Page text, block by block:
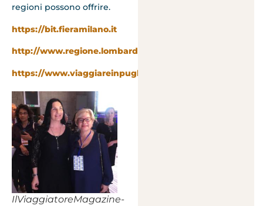
regioni possono offrire.
https://bit.fieramilano.it
http://www.regione.lombardia.it
https://www.viaggiareinpuglia.it/
IlViaggiatoreMagazine-